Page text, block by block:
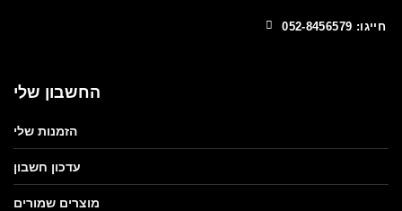
חייגו: 052-8456579
החשבון שלי
הזמנות שלי
עדכון חשבון
מוצרים שמורים